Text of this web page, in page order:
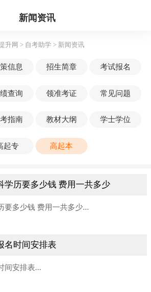
新闻资讯
升网> 自考助学 > 新闻资讯
信息 招生简章 考试报名
查询 领准考证 常见问题
指南 教材大纲 学士学位
起专 高起本
学历要多少钱 费用一共多少
要多少钱 费用一共多少...
名时间安排表
间安排表...